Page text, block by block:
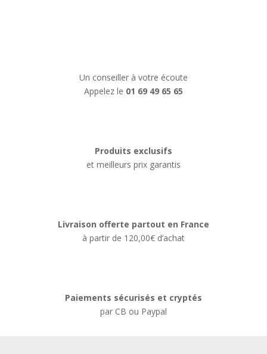
Un conseiller à votre écoute
Appelez le 01 69 49 65 65
Produits exclusifs
et meilleurs prix garantis
Livraison offerte partout en France
à partir de 120,00€ d’achat
Paiements sécurisés et cryptés
par CB ou Paypal